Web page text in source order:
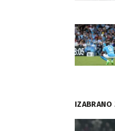
IZABRANO